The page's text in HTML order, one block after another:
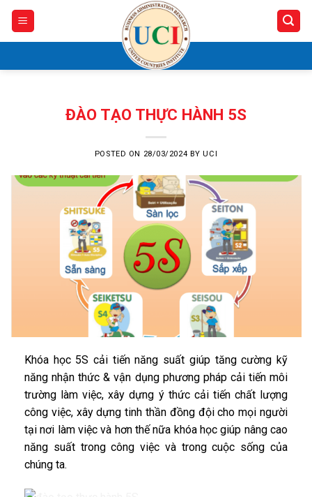
Skip
content
ĐÀO TẠO THỰC HÀNH 5S
POSTED ON 28/03/2024 BYUCI
Khóa học 5S cải tiến năng suất giúp tăng cường kỹ
năng nhận thức & vận dụng phương pháp cải tiến môi
trường làm việc, xây dựng ý thức cải tiến chất lượng
công việc, xây dựng tinh thần đồng đội cho mọi người
tại nơi làm việc và hơn thế nữa khóa học giúp nâng cao
năng suất trong công việc và trong cuộc sống của
chúng ta.